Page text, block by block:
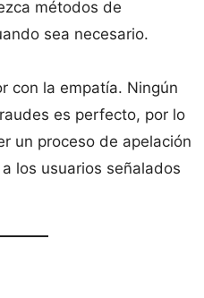
métodos de
sea necesario.
con la empatía. Ningún
es perfecto, por lo
un proceso de apelación
los usuarios señalados